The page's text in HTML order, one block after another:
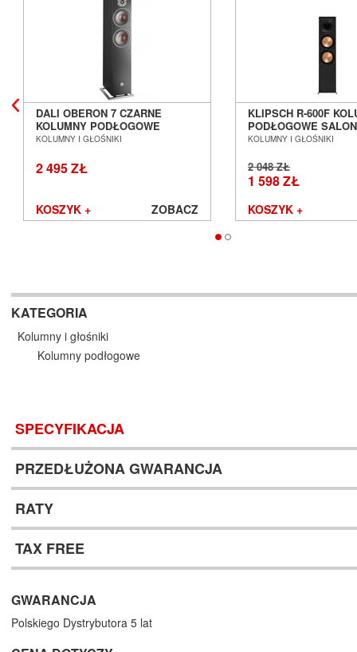
DALI OBERON 7 CZARNE
KOLUMNY PODŁOGOWE
SALON POZNAŃ WROCŁAW ---
KOLUMNY I GŁOŚNIKI
2 495 ZŁ
KOSZYK + ZOBACZ
KLIPSCH R-600F
PODŁOGOWE
WROCŁAW
KOLUMNY I GŁOŚNIKI
2 048 ZŁ
1 598 ZŁ
KOSZYK +
KATEGORIA
Kolumny i głośniki
Kolumny podłogowe
SPECYFIKACJA
PRZEDŁUŻONA GWARANCJA
RATY
TAX FREE
GWARANCJA
Polskiego Dystrybutora 5 lat